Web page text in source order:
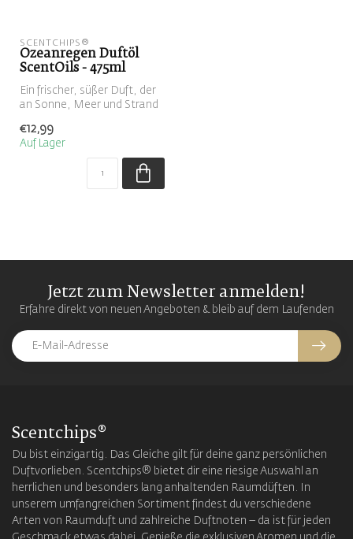
SCENTCHIPS®
Ozeanregen Duftöl
ScentOils - 475ml
Ein frischer, süßer Duft, der
an Sonne, Meer und Strand
€12,99
Auf Lager
Jetzt zum Newsletter anmelden!
Erfahre direkt von neuen Angeboten & bleib auf dem Laufenden
Scentchips®
Du bist einzigartig. Das Gleiche gilt für deine ganz persönlichen
Duftvorlieben. Scentchips® bietet dir eine riesige Auswahl an
herrlichen und besonders lang anhaltenden Raumdüften. In
unserem umfangreichen Sortiment findest du verschiedene
Arten von Raumduft und zahlreiche Duftnoten – da ist für jeden